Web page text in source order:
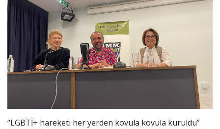
“LGBTİ+ hareketi her yerden kovula kovula kuruldu”